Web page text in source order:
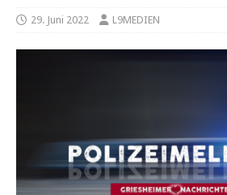
29. Juni 2022 L9MEDIEN